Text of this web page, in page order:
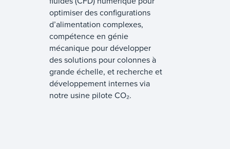
optimiser des configurations
d’alimentation complexes,
compétence en génie
mécanique pour développer
des solutions pour colonnes à
grande échelle, et recherche et
développement internes via
notre usine pilote CO₂.